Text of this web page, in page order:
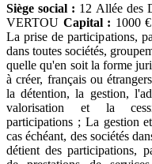
Siège social : 12 Allée des
VERTOU Capital : 1000 €
La prise de participations,
dans toutes sociétés,
quelle qu'en soit la forme
à créer, français ou
la détention, la gestion,
valorisation et la
participations ; La gestion
cas échéant, des sociétés
détient des participations,